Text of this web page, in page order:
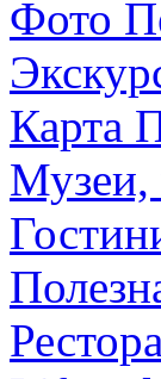
Фото
Карта
Музеи,